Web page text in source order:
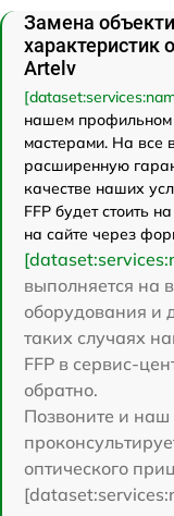
Замена
характеристик
Artelv
нашем профильном
мастерами. На все
расширенную
качестве наших
FFP будет стоить
на сайте через
выполняется на
оборудования и
таких случаях
FFP в сервис-
обратно.
Позвоните и
оптического